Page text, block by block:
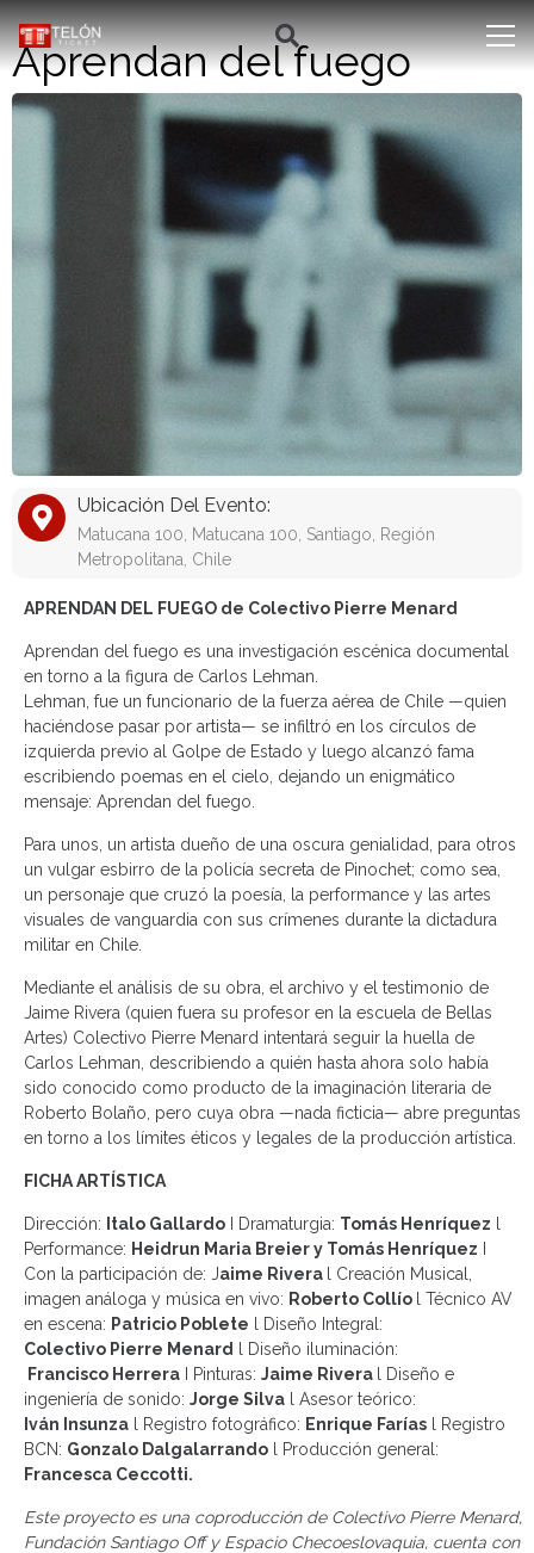
Aprendan del fuego
Ubicación Del Evento:
Matucana 100, Matucana 100, Santiago, Región
Metropolitana, Chile
APRENDAN DEL FUEGO de Colectivo Pierre Menard
Aprendan del fuego es una investigación escénica documental
en torno a la figura de Carlos Lehman.
Lehman, fue un funcionario de la fuerza aérea de Chile —quien
haciéndose pasar por artista— se infiltró en los círculos de
izquierda previo al Golpe de Estado y luego alcanzó fama
escribiendo poemas en el cielo, dejando un enigmático
mensaje: Aprendan del fuego.
Para unos, un artista dueño de una oscura genialidad, para otros
un vulgar esbirro de la policía secreta de Pinochet; como sea,
un personaje que cruzó la poesía, la performance y las artes
visuales de vanguardia con sus crímenes durante la dictadura
militar en Chile.
Mediante el análisis de su obra, el archivo y el testimonio de
Jaime Rivera (quien fuera su profesor en la escuela de Bellas
Artes) Colectivo Pierre Menard intentará seguir la huella de
Carlos Lehman, describiendo a quién hasta ahora solo había
sido conocido como producto de la imaginación literaria de
Roberto Bolaño, pero cuya obra —nada ficticia— abre preguntas
en torno a los límites éticos y legales de la producción artística.
FICHA ARTÍSTICA
Dirección: Italo Gallardo I Dramaturgia: Tomás Henríquez
Performance: Heidrun Maria Breier y Tomás Henríquez
Con la participación de: Jaime Rivera
l Creación Musical,
imagen análoga y música en vivo: Roberto Collío
l Técnico AV
en escena: Patricio Poblete l Diseño Integral:
Colectivo Pierre Menard
l Diseño iluminación:
Francisco Herrera I Pinturas: Jaime Rivera
l Diseño e
ingeniería de sonido: Jorge Silva l Asesor teórico:
Iván Insunza l Registro fotográfico: Enrique Farías l Registro
BCN: Gonzalo Dalgalarrando l Producción general:
Francesca Ceccotti.
Este proyecto es una coproducción de Colectivo Pierre Menard,
Fundación Santiago Off y Espacio Checoeslovaquia, cuenta con